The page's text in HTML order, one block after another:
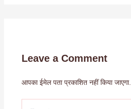
Leave a Comment
आपका ईमेल पता प्रकाशित नहीं किया जाएगा.